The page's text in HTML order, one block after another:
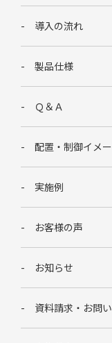
導入の流れ
製品仕様
Ｑ＆Ａ
配置・制御イメ
実施例
お客様の声
お知らせ
資料請求・お問